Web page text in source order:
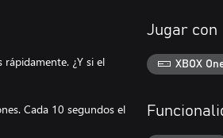
¿Y si el
Cada 10 segundos el
Jugar con
XBOX